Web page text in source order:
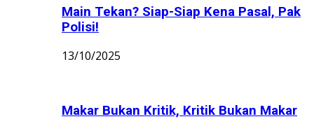
Main Tekan? Siap-Siap Kena Pasal, Pak
Polisi!
13/10/2025
Makar Bukan Kritik, Kritik Bukan Makar